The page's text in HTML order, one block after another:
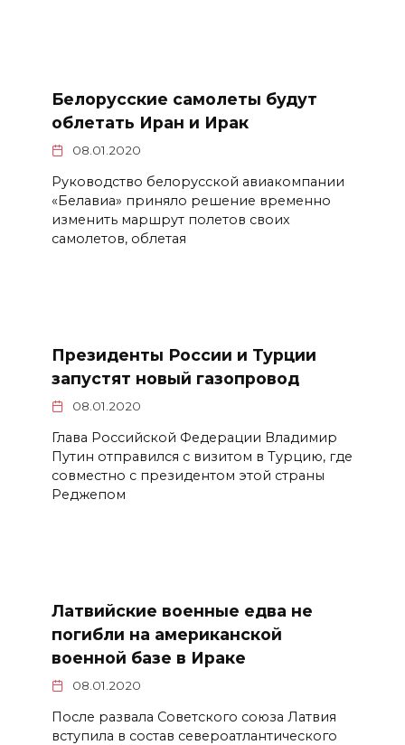
Белорусские самолеты будут
облетать Иран и Ирак
08.01.2020
Руководство белорусской авиакомпании
«Белавиа» приняло решение временно
изменить маршрут полетов своих
самолетов, облетая
Президенты России и Турции
запустят новый газопровод
08.01.2020
Глава Российской Федерации Владимир
Путин отправился с визитом в Турцию, где
совместно с президентом этой страны
Реджепом
Латвийские военные едва не
погибли на американской
военной базе в Ираке
08.01.2020
После развала Советского союза Латвия
вступила в состав североатлантического